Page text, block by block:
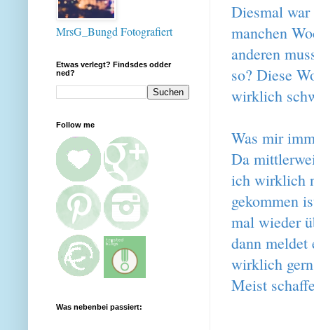
Diesmal
manchen
anderen
so? Diese
wirklich
Was mir
Da
ich wirklich
gekommen
mal wieder
dann meldet
wirklich
Meist
MrsG_Bungd Fotografiert
Etwas verlegt? Findsdes odder
ned?
Follow me
Was nebenbei passiert: